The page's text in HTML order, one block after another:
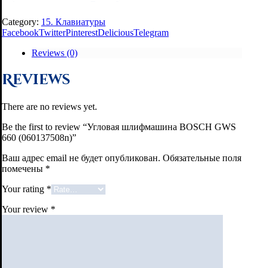
Category: 15. Клавиатуры
FacebookTwitterPinterestDeliciousTelegram
Reviews (0)
Reviews
There are no reviews yet.
Be the first to review “Угловая шлифмашина BOSCH GWS
660 (060137508n)”
Ваш адрес email не будет опубликован. Обязательные поля
помечены *
Your rating *
Your review *